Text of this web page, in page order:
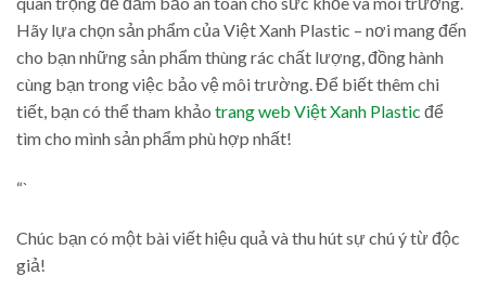
Hãy lựa chọn sản phẩm của Việt Xanh Plastic – nơi mang đến
cho bạn những sản phẩm thùng rác chất lượng, đồng hành
cùng bạn trong việc bảo vệ môi trường. Để biết thêm chi
tiết, bạn có thể tham khảo trang web Việt Xanh Plastic để
tìm cho mình sản phẩm phù hợp nhất!
“`
Chúc bạn có một bài viết hiệu quả và thu hút sự chú ý từ độc
giả!